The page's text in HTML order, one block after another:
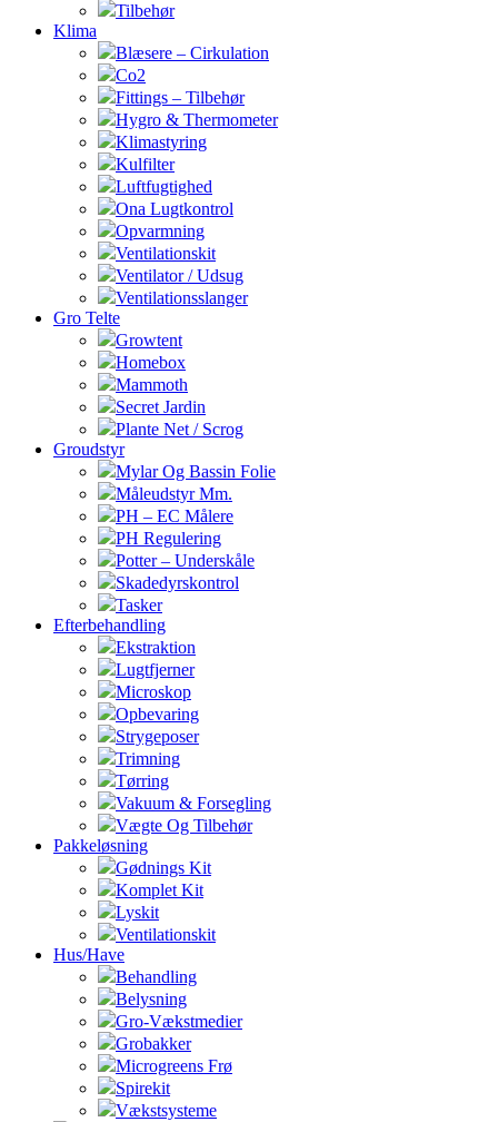
Tilbehør
Klima
Blæsere – Cirkulation
Co2
Fittings – Tilbehør
Hygro & Thermometer
Klimastyring
Kulfilter
Luftfugtighed
Ona Lugtkontrol
Opvarmning
Ventilationskit
Ventilator / Udsug
Ventilationsslanger
Gro Telte
Growtent
Homebox
Mammoth
Secret Jardin
Plante Net / Scrog
Groudstyr
Mylar Og Bassin Folie
Måleudstyr Mm.
PH – EC Målere
PH Regulering
Potter – Underskåle
Skadedyrskontrol
Tasker
Efterbehandling
Ekstraktion
Lugtfjerner
Microskop
Opbevaring
Strygeposer
Trimning
Tørring
Vakuum & Forsegling
Vægte Og Tilbehør
Pakkeløsning
Gødnings Kit
Komplet Kit
Lyskit
Ventilationskit
Hus/Have
Behandling
Belysning
Gro-Vækstmedier
Grobakker
Microgreens Frø
Spirekit
Vækstsysteme